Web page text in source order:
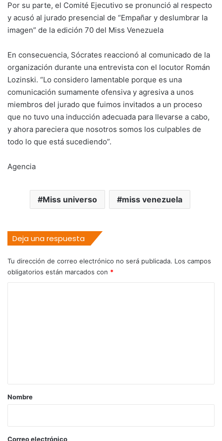
Por su parte, el Comité Ejecutivo se pronunció al respecto
y acusó al jurado presencial de “Empañar y deslumbrar la
imagen” de la edición 70 del Miss Venezuela
En consecuencia, Sócrates reaccionó al comunicado de la
organización durante una entrevista con el locutor Román
Lozinski. “Lo considero lamentable porque es una
comunicación sumamente ofensiva y agresiva a unos
miembros del jurado que fuimos invitados a un proceso
que no tuvo una inducción adecuada para llevarse a cabo,
y ahora pareciera que nosotros somos los culpables de
todo lo que está sucediendo”.
Agencia
Miss universo miss venezuela
Deja una respuesta
Tu dirección de correo electrónico no será publicada. Los campos
obligatorios están marcados con *
r
*
Nombre
Correo electrónico